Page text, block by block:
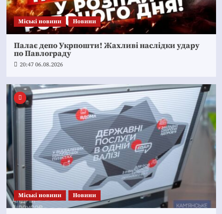
Mіські новини Новини
Палає депо Укрпошти! Жахливі наслідки удару
по Павлограду
20:47 06.08.2026
Mіські новини Новини